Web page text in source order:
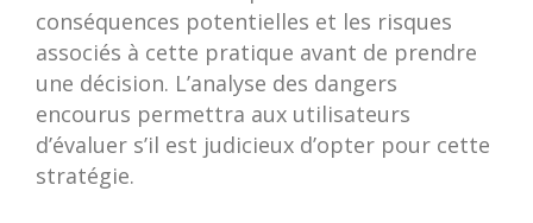
conséquences potentielles et les risques
associés à cette pratique avant de prendre
une décision. L’analyse des dangers
encourus permettra aux utilisateurs
d’évaluer s’il est judicieux d’opter pour cette
stratégie.